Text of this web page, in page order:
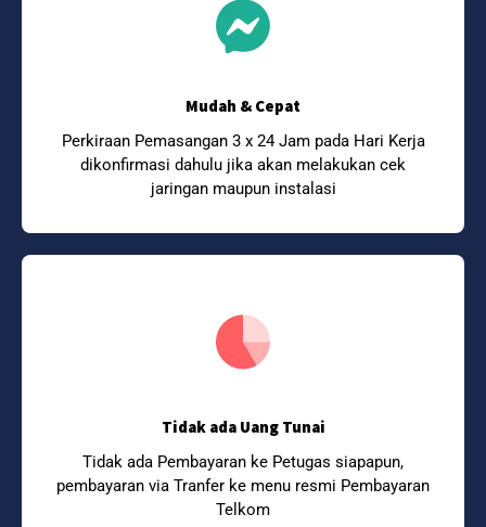
Mudah & Cepat
Perkiraan Pemasangan 3 x 24 Jam pada Hari Kerja
dikonfirmasi dahulu jika akan melakukan cek
jaringan maupun instalasi
Tidak ada Uang Tunai
Tidak ada Pembayaran ke Petugas siapapun,
pembayaran via Tranfer ke menu resmi Pembayaran
Telkom